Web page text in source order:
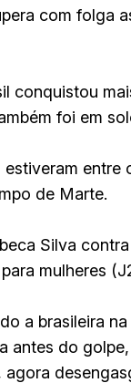
com folga
conquistou
foi em
entre
de Marte.
Silva
mulheres
a brasileira
antes do